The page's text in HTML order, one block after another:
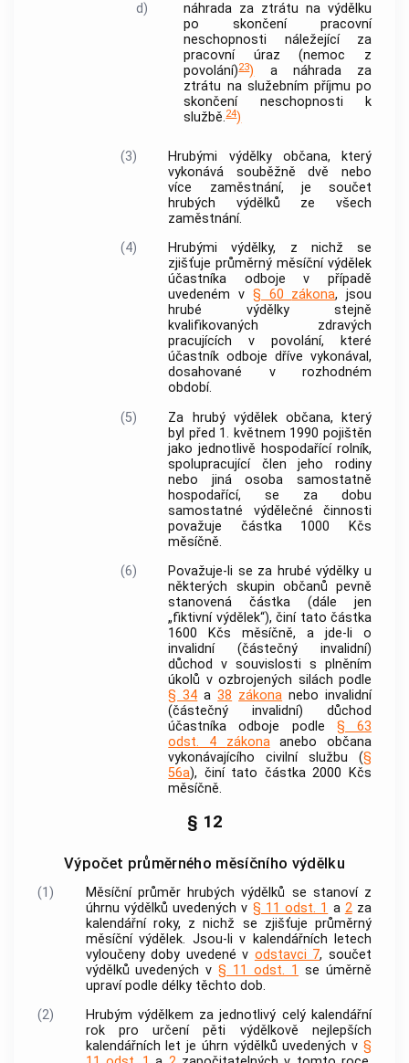
d)
náhrada za ztrátu na výdělku
po skončení pracovní
neschopnosti náležející za
pracovní úraz (nemoc z
povolání)23) a náhrada za
ztrátu na služebním příjmu po
skončení neschopnosti k
službě.24)
(3)
Hrubými výdělky občana, který
vykonává souběžně dvě nebo
více zaměstnání, je součet
hrubých výdělků ze všech
zaměstnání.
(4)
Hrubými výdělky, z nichž se
zjišťuje průměrný měsíční výdělek
účastníka odboje v případě
uvedeném v § 60 zákona, jsou
hrubé výdělky stejně
kvalifikovaných zdravých
pracujících v povolání, které
účastník odboje dříve vykonával,
dosahované v rozhodném
období.
(5)
Za hrubý výdělekobčana, který
byl před 1. květnem 1990 pojištěn
jako jednotlivě hospodařící rolník,
spolupracující člen jeho rodiny
nebo jiná osoba samostatně
hospodařící, se za dobu
samostatné výdělečné činnosti
považuje částka 1000 Kčs
měsíčně.
(6)
Považuje-li se za hrubé výdělky u
některých skupin občanů pevně
stanovená částka (dále jen
„fiktivní výdělek“), činí tato částka
1600 Kčs měsíčně, a jde-li o
invalidní (částečný invalidní)
důchod v souvislosti s plněním
úkolů v ozbrojených silách podle
§ 34 a38 zákona nebo invalidní
(částečný invalidní) důchod
účastníka odboje podle § 63
odst. 4 zákonaanebo občana
vykonávajícího civilní službu (§
56a), činí tato částka 2000 Kčs
měsíčně.
§ 12
Výpočet průměrného měsíčního výdělku
(1)
Měsíční průměr hrubých výdělků se stanoví z
úhrnu výdělků uvedených v § 11 odst. 1 a 2za
kalendářní roky, z nichž se zjišťuje průměrný
měsíční výdělek. Jsou-li v kalendářních letech
vyloučeny doby uvedené v odstavci 7, součet
výdělků uvedených v§ 11 odst. 1 se úměrně
upraví podle délky těchto dob.
(2)
Hrubým výdělkem za jednotlivý celý kalendářní
rok pro určení pěti výdělkově nejlepších
kalendářních let je úhrn výdělků uvedených v §